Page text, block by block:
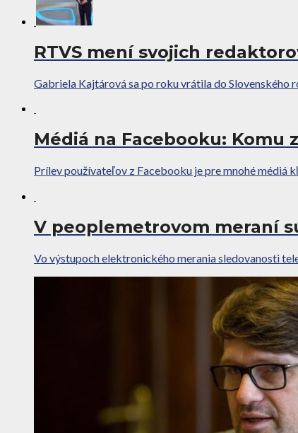
RTVS mení svojich
Gabriela Kajtárová sa po roku vrátila do Slovenského
Médiá na Facebooku:
Prílev používateľov z Facebooku je pre mnohé médiá
V peoplemetrovom meraní
Vo výstupoch elektronického merania sledovanosti